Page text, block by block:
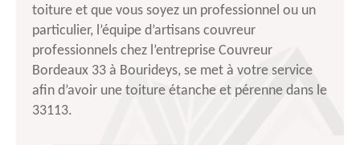
toiture et que vous soyez un professionnel ou un
particulier, l’équipe d’artisans couvreur
professionnels chez l’entreprise Couvreur
Bordeaux 33 à Bourideys, se met à votre service
afin d’avoir une toiture étanche et pérenne dans le
33113.